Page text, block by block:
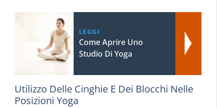
LEGGI
Come Aprire Uno
Studio Di Yoga
Utilizzo Delle Cinghie E Dei Blocchi Nelle
Posizioni Yoga